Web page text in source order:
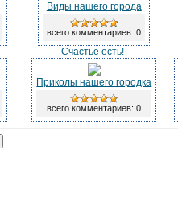
Виды нашего города
всего комментариев: 0
Cчастье есть!
Приколы нашего городка
всего комментариев: 0